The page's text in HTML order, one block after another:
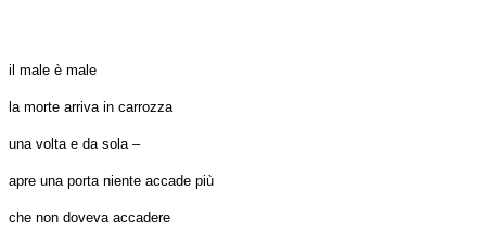
il male è male
la morte arriva in carrozza
una volta e da sola –
apre una porta niente accade più
che non doveva accadere